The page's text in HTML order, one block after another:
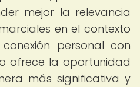
mejor la relevancia
en el contexto
personal con
ofrece la oportunidad
más significativa y